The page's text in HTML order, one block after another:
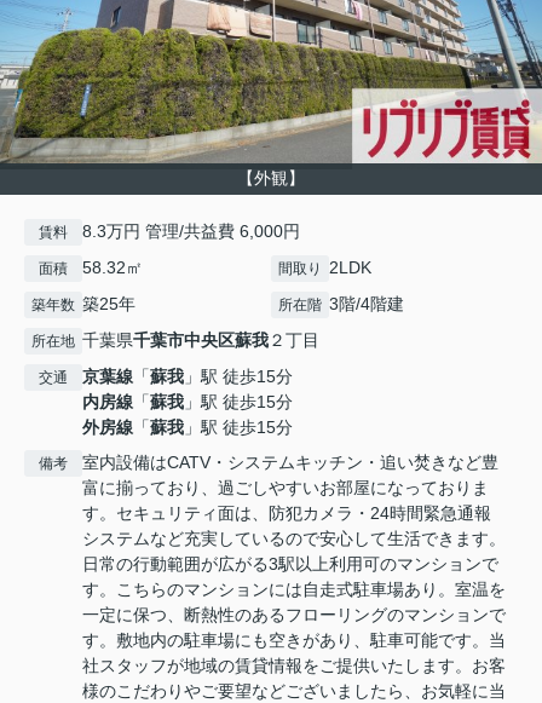
【外観】
賃料 8.3万円 管理/共益費 6,000円
面積 58.32㎡ 間取り 2LDK
築年数 築25年 所在階 3階/4階建
所在地 千葉県千葉市中央区蘇我２丁目
交通 京葉線 「蘇我 」駅 徒歩15分
内房線 「蘇我 」駅 徒歩15分
外房線 「蘇我 」駅 徒歩15分
備考
室内設備はCATV・システムキッチン・追い焚きなど豊
富に揃っており、過ごしやすいお部屋になっておりま
す。セキュリティ面は、防犯カメラ・24時間緊急通報
システムなど充実しているので安心して生活できます。
日常の行動範囲が広がる3駅以上利用可のマンションで
す。こちらのマンションには自走式駐車場あり。室温を
一定に保つ、断熱性のあるフローリングのマンションで
す。敷地内の駐車場にも空きがあり、駐車可能です。当
社スタッフが地域の賃貸情報をご提供いたします。お客
様のこだわりやご要望などございましたら、お気軽に当